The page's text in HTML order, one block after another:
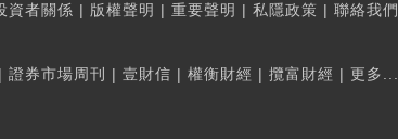
資者關係 | 版權聲明 | 重要聲明 | 私隱政策 | 聯絡我們
| 證券市場周刊 | 壹財信 | 權衡財經 | 攬富財經 | 更多...